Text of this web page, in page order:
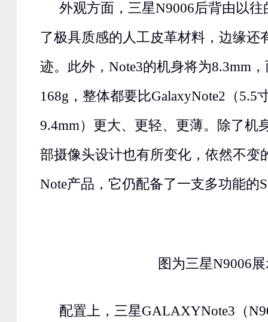
外观方面，三星N9006后背由以
了极具质感的人工皮革材料，边缘还
迹。此外，Note3的机身将为8.3mm
168g，整体都要比GalaxyNote2（5.5
9.4mm）更大、更轻、更薄。除了机
部摄像头设计也有所变化，依然不变
Note产品，它仍配备了一支多功能的
图为三星N9006
配置上，三星GALAXYNote3（